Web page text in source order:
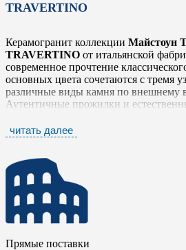
TRAVERTINO
Керамогранит коллекции Майстоун
TRAVERTINO от итальянской
современное прочтение
основных цвета сочетаются с тремя
различные виды камня по внешнему
Аутентичные прожилки и
вневременные поверхности.
(классический геометрический) и
узор), а также три типа мозаики.
60x60, 60x120 и 90x180 см - идеально
контрастов и сочетаний цветов, а
эффектов, покрывая полы и стены
универсальным инструментом для
читать далее
Прямые поставки